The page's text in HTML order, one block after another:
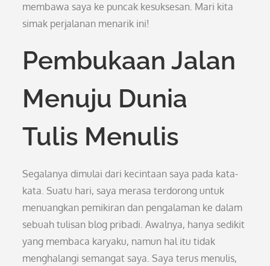
membawa saya ke puncak kesuksesan. Mari kita
simak perjalanan menarik ini!
Pembukaan Jalan
Menuju Dunia
Tulis Menulis
Segalanya dimulai dari kecintaan saya pada kata-
kata. Suatu hari, saya merasa terdorong untuk
menuangkan pemikiran dan pengalaman ke dalam
sebuah tulisan blog pribadi. Awalnya, hanya sedikit
yang membaca karyaku, namun hal itu tidak
menghalangi semangat saya. Saya terus menulis,